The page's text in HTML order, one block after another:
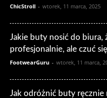
ChicStroll - wtorek, 11 marca, 2025
Jakie buty nosić do biura,
profesjonalnie, ale czuć
FootwearGuru - wtorek, 11 marca,
Jak odróżnić buty